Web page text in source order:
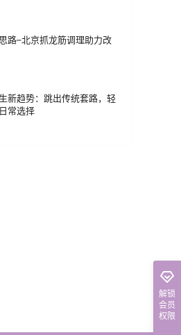
路–北京抓龙筋调理助力改
新趋势：跳出传统套路，轻
常选择
解锁
会员
权限